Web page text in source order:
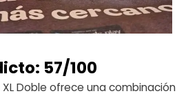
57/100
XL Doble ofrece una combinación